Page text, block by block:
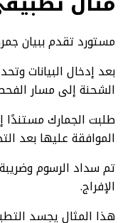
مستورد تقدم ببيان
بعد إدخال البيانات
الشحنة إلى مسار
طلبت الجمارك مستندًا
الموافقة عليها بعد
تم سداد الرسوم
الإفراج.
هذا المثال يجسد